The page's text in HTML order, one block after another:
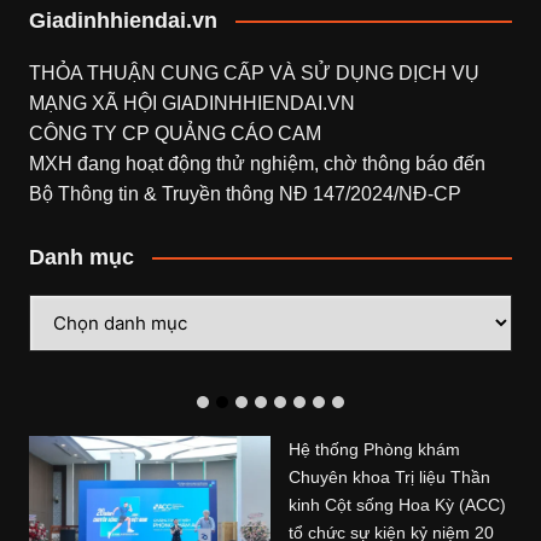
Giadinhhiendai.vn
THỎA THUẬN CUNG CẤP VÀ SỬ DỤNG DỊCH VỤ
MẠNG XÃ HỘI GIADINHHIENDAI.VN
CÔNG TY CP QUẢNG CÁO CAM
MXH đang hoạt động thử nghiệm, chờ thông báo đến
Bộ Thông tin & Truyền thông NĐ 147/2024/NĐ-CP
Danh mục
mục
Hệ thống Phòng khám
Chuyên khoa Trị liệu Thần
kinh Cột sống Hoa Kỳ (ACC)
tổ chức sự kiện kỷ niệm 20